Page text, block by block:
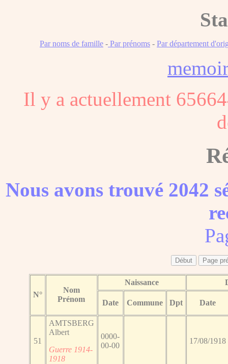
Par noms de famille - Par prénoms - Par département
Il y a actuellement
Nous avons trouvé 2042
N°
Nom
Prénom
Naissance
Date Commune Dpt Date
51
AMTSBERG
Albert
Guerre 1914-
1918
0000-
00-00
17/08/1918